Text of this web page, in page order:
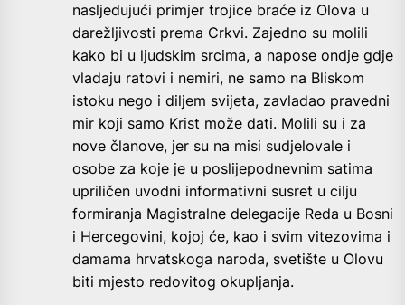
nasljedujući primjer trojice braće iz Olova u
darežljivosti prema Crkvi. Zajedno su molili
kako bi u ljudskim srcima, a napose ondje gdje
vladaju ratovi i nemiri, ne samo na Bliskom
istoku nego i diljem svijeta, zavladao pravedni
mir koji samo Krist može dati. Molili su i za
nove članove, jer su na misi sudjelovale i
osobe za koje je u poslijepodnevnim satima
upriličen uvodni informativni susret u cilju
formiranja Magistralne delegacije Reda u Bosni
i Hercegovini, kojoj će, kao i svim vitezovima i
damama hrvatskoga naroda, svetište u Olovu
biti mjesto redovitog okupljanja.